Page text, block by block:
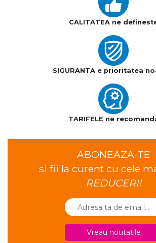
CALITATEA ne
SIGURANTA e prioritatea
TARIFELE ne
ABONEAZA-TE
si fii la curent cu cele
REDUCERI!
Vreau noutatile